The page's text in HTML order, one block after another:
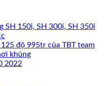
SH 150i, SH 300i, SH 350i
độ 995tr của TBT team
khủng
2022